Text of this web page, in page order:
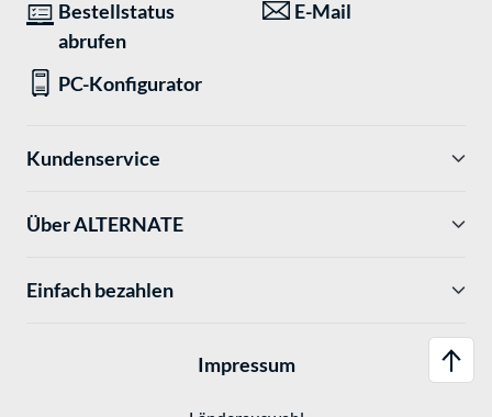
Bestellstatus
abrufen
E-Mail
PC-Konfigurator
Kundenservice
Über ALTERNATE
Einfach bezahlen
Impressum